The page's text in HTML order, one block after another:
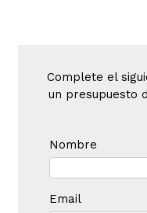
Complete el
un presupuesto
Nombre
Email